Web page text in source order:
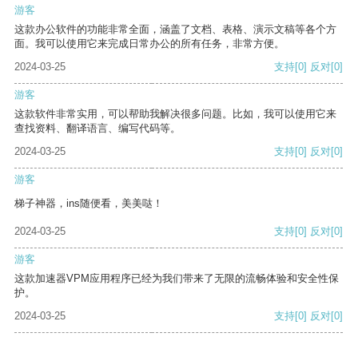
游客
这款办公软件的功能非常全面，涵盖了文档、表格、演示文稿等各个方
面。我可以使用它来完成日常办公的所有任务，非常方便。
2024-03-25
支持[0] 反对[0]
游客
这款软件非常实用，可以帮助我解决很多问题。比如，我可以使用它来
查找资料、翻译语言、编写代码等。
2024-03-25
支持[0] 反对[0]
游客
梯子神器，ins随便看，美美哒！
2024-03-25 支持[0] 反对[0]
游客
这款加速器VPM应用程序已经为我们带来了无限的流畅体验和安全性保
护。
2024-03-25
支持[0] 反对[0]